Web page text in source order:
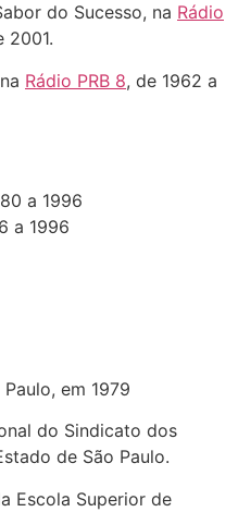
do Sucesso, na Rádio
2001.
Rádio PRB 8, de 1962 a
a 1996
a 1996
em 1979
do Sindicato dos
de São Paulo.
Escola Superior de